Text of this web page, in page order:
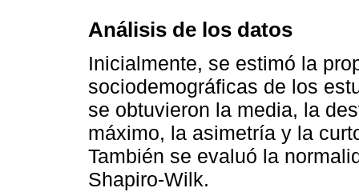
Análisis de los datos
Inicialmente, se estimó la
sociodemográficas de los
se obtuvieron la media, la
máximo, la asimetría y la
También se evaluó la
Shapiro-Wilk.